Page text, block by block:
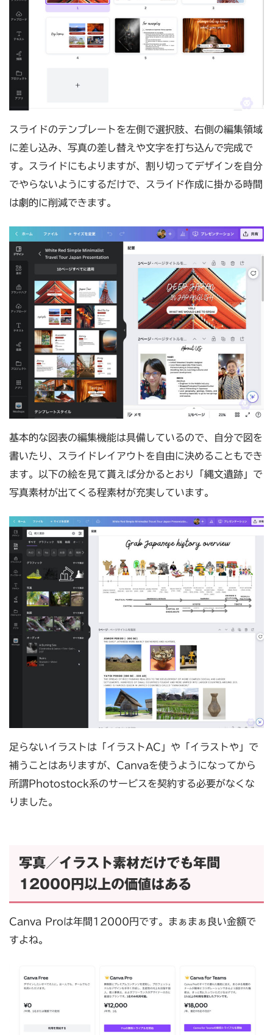
スライドのテンプレートを左側で選択肢、右側の編集領域
に差し込み、写真の差し替えや文字を打ち込んで完成で
す。スライドにもよりますが、割り切ってデザインを自分
でやらないようにするだけで、スライド作成に掛かる時間
は劇的に削減できます。
基本的な図表の編集機能は具備しているので、自分で図を
書いたり、スライドレイアウトを自由に決めることもでき
ます。以下の絵を見て貰えば分かるとおり「縄文遺跡」で
写真素材が出てくる程素材が充実しています。
足らないイラストは「イラストAC」や「イラストや」で
補うことはありますが、Canvaを使うようになってから
所謂Photostock系のサービスを契約する必要がなくな
りました。
写真／イラスト素材だけでも年間
12000円以上の価値はある
Canva Proは年間12000円です。まぁまぁ良い金額で
すよね。